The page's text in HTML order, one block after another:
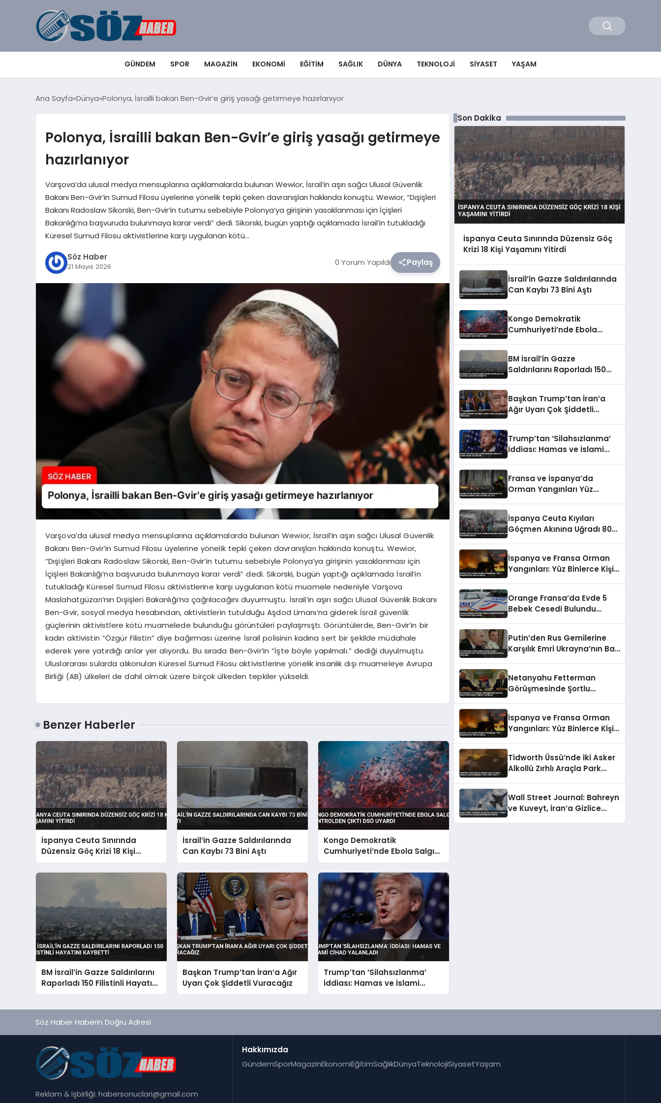
GÜNDEM SPOR MAGAZIN EKONOMI EĞITIM SAĞLIK DÜNYA TEKNOLOJI SIYASET YAŞAM
Ana Sayfa Dünya Polonya, İsrailli bakan Ben-Gvir’e giriş yasağı getirmeye hazırlanıyor
Polonya, İsrailli bakan Ben-Gvir’e giriş yasağı getirmeye
hazırlanıyor
Varşova’da ulusal medya mensuplarına açıklamalarda bulunan Wewior, İsrail’in aşırı sağcı Ulusal Güvenlik
Bakanı Ben-Gvir’in Sumud Filosu üyelerine yönelik tepki çeken davranışları hakkında konuştu. Wewior, “Dışişleri
Bakanı Radoslaw Sikorski, Ben-Gvir’in tutumu sebebiyle Polonya’ya girişinin yasaklanması için İçişleri
Bakanlığı’na başvuruda bulunmaya karar verdi” dedi. Sikorski, bugün yaptığı açıklamada İsrail’in tutukladığı
Küresel Sumud Filosu aktivistlerine karşı uygulanan kötü…
Söz Haber
21 Mayıs 2026 0 Yorum Yapıldı Paylaş
Varşova’da ulusal medya mensuplarına açıklamalarda bulunan Wewior, İsrail’in aşırı sağcı Ulusal Güvenlik
Bakanı Ben-Gvir’in Sumud Filosu üyelerine yönelik tepki çeken davranışları hakkında konuştu. Wewior,
“Dışişleri Bakanı Radoslaw Sikorski, Ben-Gvir’in tutumu sebebiyle Polonya’ya girişinin yasaklanması için
İçişleri Bakanlığı’na başvuruda bulunmaya karar verdi” dedi. Sikorski, bugün yaptığı açıklamada İsrail’in
tutukladığı Küresel Sumud Filosu aktivistlerine karşı uygulanan kötü muamele nedeniyle Varşova
Maslahatgüzarı’nın Dışişleri Bakanlığı’na çağrılacağını duyurmuştu. İsrail’in aşırı sağcı Ulusal Güvenlik Bakanı
Ben-Gvir, sosyal medya hesabından, aktivistlerin tutulduğu Aşdod Limanı’na giderek İsrail güvenlik
güçlerinin aktivistlere kötü muamelede bulunduğu görüntüleri paylaşmıştı. Görüntülerde, Ben-Gvir’in bir
kadın aktivistin “Özgür Filistin” diye bağırması üzerine İsrail polisinin kadına sert bir şekilde müdahale
ederek yere yatırdığı anlar yer alıyordu. Bu sırada Ben-Gvir’in “İşte böyle yapılmalı.” dediği duyulmuştu.
Uluslararası sularda alıkonulan Küresel Sumud Filosu aktivistlerine yönelik insanlık dışı muameleye Avrupa
Birliği (AB) ülkeleri de dahil olmak üzere birçok ülkeden tepkiler yükseldi.
Benzer Haberler
İspanya Ceuta Sınırında
Düzensiz Göç Krizi 18 Kişi
Yaşamını Yitirdi
İsrail’in Gazze Saldırılarında
Can Kaybı 73 Bini Aştı
Kongo Demokratik
Cumhuriyeti’nde Ebola Salgını
Kontrolden Çıktı DSÖ Uyardı
BM İsrail’in Gazze Saldırılarını
Raporladı 150 Filistinli Hayatını
Kaybetti
Başkan Trump’tan İran’a Ağır
Uyarı Çok Şiddetli Vuracağız
Trump’tan ‘Silahsızlanma’
İddiası: Hamas ve İslami
Cihad Yalanladı
Son Dakika
İspanya Ceuta Sınırında Düzensiz Göç
Krizi 18 Kişi Yaşamını Yitirdi
İsrail’in Gazze Saldırılarında
Can Kaybı 73 Bini Aştı
Kongo Demokratik
Cumhuriyeti’nde Ebola
BM İsrail’in Gazze
Saldırılarını Raporladı 150
Başkan Trump’tan İran’a
Ağır Uyarı Çok Şiddetli
Trump’tan ‘Silahsızlanma’
İddiası: Hamas ve İslami
Fransa ve İspanya’da
Orman Yangınları Yüz
İspanya Ceuta Kıyıları
Göçmen Akınına Uğradı 800
İspanya ve Fransa Orman
Yangınları: Yüz Binlerce Kişi
Orange Fransa’da Evde 5
Bebek Cesedi Bulundu
Putin’den Rus Gemilerine
Karşılık Emri Ukrayna’nın Batı
Netanyahu Fetterman
Görüşmesinde Şortlu
İspanya ve Fransa Orman
Yangınları: Yüz Binlerce Kişi
Tidworth Üssü’nde İki Asker
Alkollü Zırhlı Araçla Park
Wall Street Journal: Bahreyn
ve Kuveyt, İran’a Gizlice
Söz Haber Haberin Doğru Adresi
Reklam & işbirliği: habersonuclari@gmail.com
Hakkımızda
GündemSporMagazinEkonomiEğitimSağlıkDünyaTeknolojiSiyasetYaşam